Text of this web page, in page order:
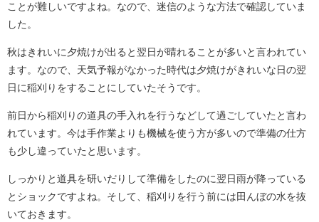
ことが難しいですよね。なので、迷信のような方法で確認していま
した。
秋はきれいに夕焼けが出ると翌日が晴れることが多いと言われてい
ます。なので、天気予報がなかった時代は夕焼けがきれいな日の翌
日に稲刈りをすることにしていたそうです。
前日から稲刈りの道具の手入れを行うなどして過ごしていたと言わ
れています。今は手作業よりも機械を使う方が多いので準備の仕方
も少し違っていたと思います。
しっかりと道具を研いだりして準備をしたのに翌日雨が降っている
とショックですよね。そして、稲刈りを行う前には田んぼの水を抜
いておきます。